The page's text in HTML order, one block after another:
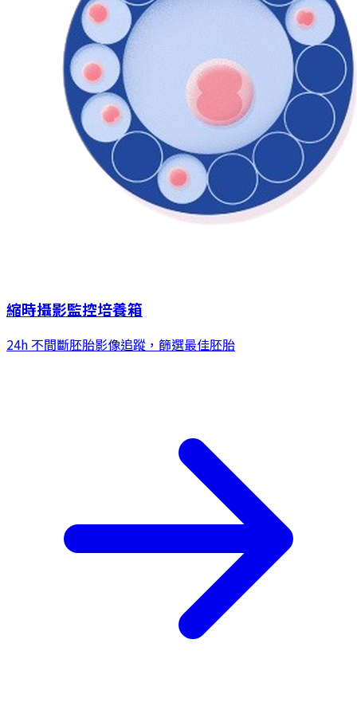
縮時攝影監控培養箱
24h 不間斷胚胎影像追蹤，篩選最佳胚胎